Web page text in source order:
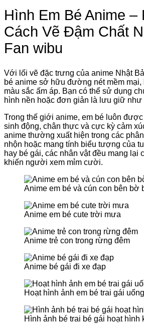
Hình Em Bé Anime –
Cách Vẽ Đậm Chất
Fan wibu
Với lối vẽ đặc trưng của anime Nhật
bé anime sở hữu đường nét mềm mại,
màu sắc ấm áp. Bạn có thể sử dụng
hình nền hoặc đơn giản là lưu giữ như
Trong thế giới anime, em bé luôn
sinh động, chân thực và cực kỳ cảm
anime thường xuất hiện trong các
nhộn hoặc mang tính biểu tượng của
hay bé gái, các nhân vật đều mang lại
khiến người xem mỉm cười.
Anime em bé và cún con bên bờ
Anime em bé cute trời mưa
Anime trẻ con trong rừng đêm
Anime bé gái đi xe đạp
Hoạt hình ảnh em bé trai gái
Hình ảnh bé trai bé gái hoạt hình